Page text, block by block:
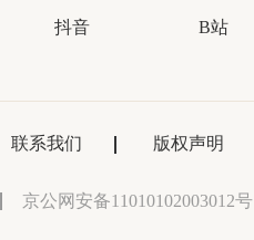
抖音 B站
联系我们 版权声明
京公网安备11010102003012号